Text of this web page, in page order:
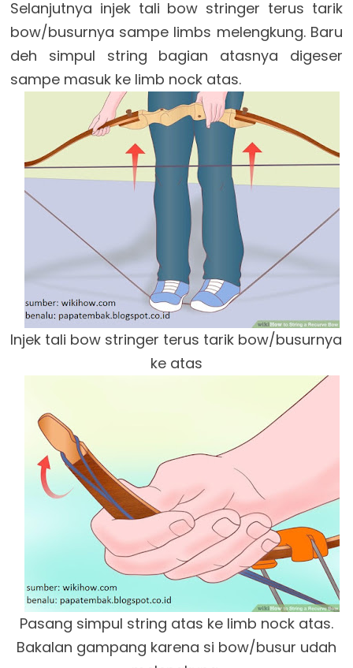
Selanjutnya injek tali bow stringer terus tarik
bow/busurnya sampe limbs melengkung. Baru
deh simpul string bagian atasnya digeser
sampe masuk ke limb nock atas.
Injek tali bow stringer terus tarik bow/busurnya
ke atas
Pasang simpul string atas ke limb nock atas.
Bakalan gampang karena si bow/busur udah